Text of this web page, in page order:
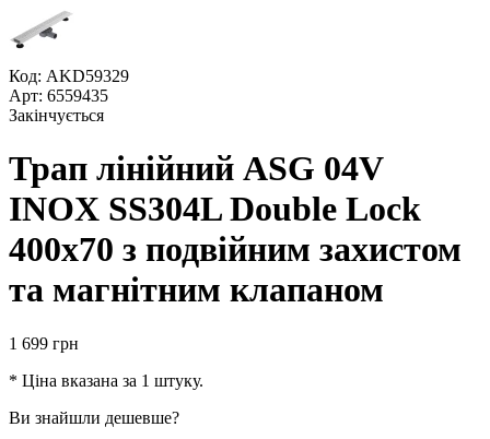
Код: AKD59329
Арт: 6559435
Закінчується
Трап лінійний ASG 04V
INOX SS304L Double Lock
400х70 з подвійним захистом
та магнітним клапаном
1 699 грн
* Ціна вказана за 1 штуку.
Ви знайшли дешевше?